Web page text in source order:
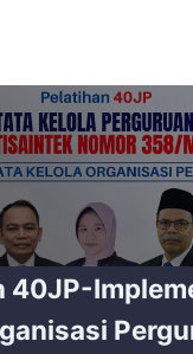
40JP-